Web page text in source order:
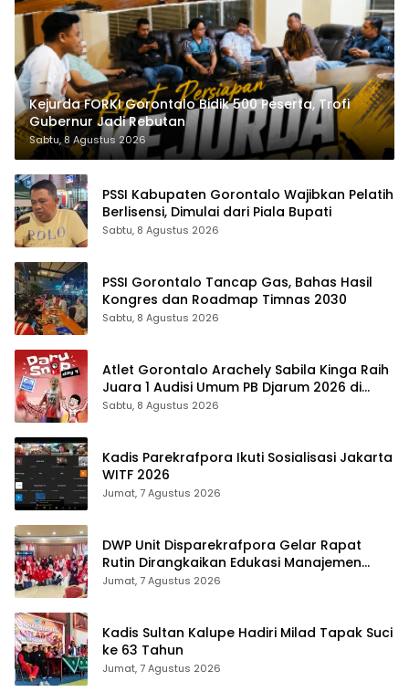
Kejurda FORKI Gorontalo Bidik 500 Peserta, Trofi
Gubernur Jadi Rebutan
Sabtu, 8 Agustus 2026
PSSI Kabupaten Gorontalo Wajibkan Pelatih
Berlisensi, Dimulai dari Piala Bupati
Sabtu, 8 Agustus 2026
PSSI Gorontalo Tancap Gas, Bahas Hasil
Kongres dan Roadmap Timnas 2030
Sabtu, 8 Agustus 2026
Atlet Gorontalo Arachely Sabila Kinga Raih
Juara 1 Audisi Umum PB Djarum 2026 di
Makassar
Sabtu, 8 Agustus 2026
Kadis Parekrafpora Ikuti Sosialisasi Jakarta
WITF 2026
Jumat, 7 Agustus 2026
DWP Unit Disparekrafpora Gelar Rapat
Rutin Dirangkaikan Edukasi Manajemen
Stres
Jumat, 7 Agustus 2026
Kadis Sultan Kalupe Hadiri Milad Tapak Suci
ke 63 Tahun
Jumat, 7 Agustus 2026